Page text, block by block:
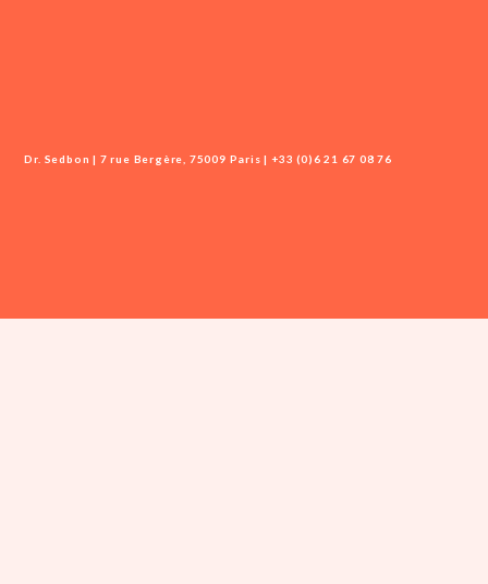
Dr. Sedbon | 7 rue Bergère, 75009 Paris | +33 (0)6 21 67 08 76